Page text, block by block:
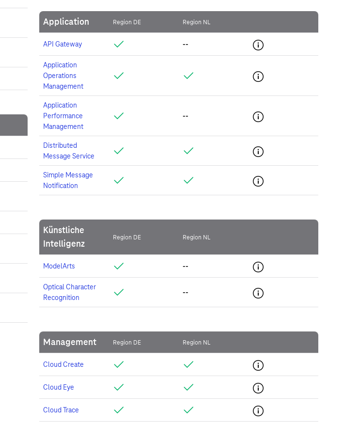
Application Region DE Region NL
API Gateway --
Application
Operations
Management
Application
Performance
Management
--
Distributed
Message Service
Simple Message
Notification
Künstliche
Intelligenz
Region DE Region NL
ModelArts --
Optical Character
Recognition
--
Management Region DE Region NL
Cloud Create
Cloud Eye
Cloud Trace